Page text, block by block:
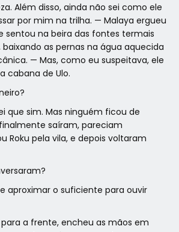
Além disso, ainda não sei como ele
por mim na trilha. — Malaya ergueu
sentou na beira das fontes termais
as pernas na água aquecida
— Mas, como eu suspeitava, ele
cabana de Ulo.
que sim. Mas ninguém ficou de
saíram, pareciam
Roku pela vila, e depois voltaram
aproximar o suficiente para ouvir
a frente, encheu as mãos em